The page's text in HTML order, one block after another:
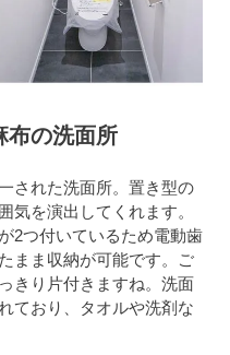
布の洗面所
された洗面所。置き型の
気を演出してくれます。
2つ付いているため電動歯
まま収納が可能です。ご
きり片付きますね。洗面
ており、タオルや洗剤な